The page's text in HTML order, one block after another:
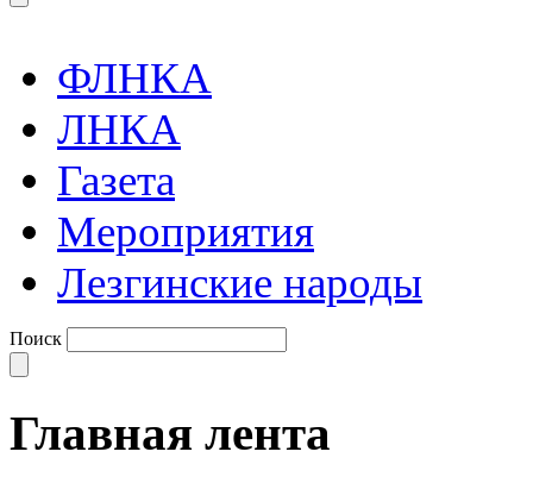
ФЛНКА
ЛНКА
Газета
Мероприятия
Лезгинские народы
Поиск
Главная лента